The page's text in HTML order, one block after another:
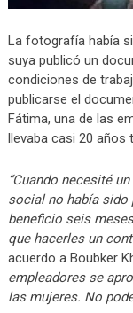
La fotografía había
suya publicó un
condiciones de
publicarse el
Fátima, una de las
llevaba casi 20 años
“Cuando necesité
social no había sido
beneficio seis
que hacerles un
acuerdo a Boubker
empleadores se
las mujeres. No